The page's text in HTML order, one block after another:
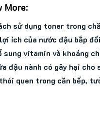
More:
sử dụng toner trong
ích của nước đậu bắp
sung vitamin và khoáng
đậu nành có gây hại
quen trong căn bếp,